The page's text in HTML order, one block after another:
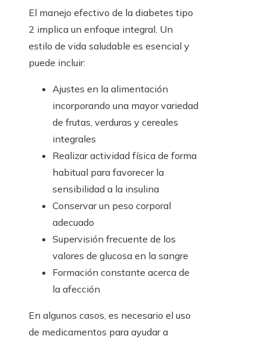
El manejo efectivo de la diabetes tipo
2 implica un enfoque integral. Un
estilo de vida saludable es esencial y
puede incluir:
Ajustes en la alimentación
incorporando una mayor variedad
de frutas, verduras y cereales
integrales
Realizar actividad física de forma
habitual para favorecer la
sensibilidad a la insulina
Conservar un peso corporal
adecuado
Supervisión frecuente de los
valores de glucosa en la sangre
Formación constante acerca de
la afección
En algunos casos, es necesario el uso
de medicamentos para ayudar a